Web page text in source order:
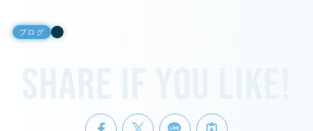
ブログ
Share if you like!